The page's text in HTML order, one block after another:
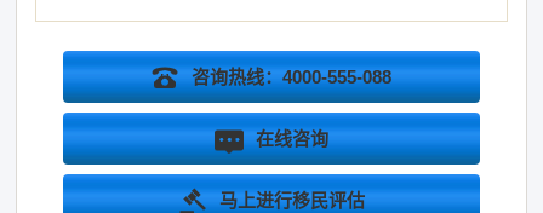
咨询热线：4000-555-088
在线咨询
马上进行移民评估